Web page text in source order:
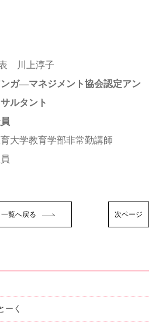
川上淳子
ガ―マネジメント協会認定アン
ルタント
大学教育学部非常勤講師
一覧へ戻る 次ページ
ーく